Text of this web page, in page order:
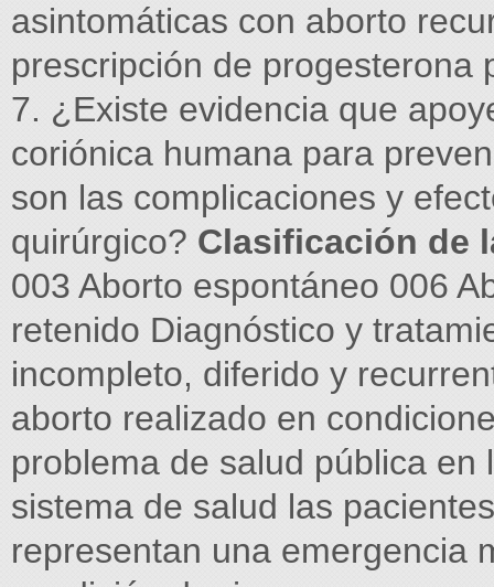
asintomáticas con aborto
prescripción de progesterona
7. ¿Existe evidencia que
coriónica humana para
son las complicaciones y
quirúrgico? Clasificación de
003 Aborto espontáneo 006
retenido Diagnóstico y
incompleto, diferido y
aborto realizado en
problema de salud pública
sistema de salud las
representan una emergencia